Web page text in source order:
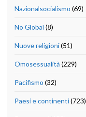
Nazionalsocialismo (69)
No Global (8)
Nuove religioni(51)
Omosessualità (229)
Pacifismo (32)
Paesi e continenti(723)